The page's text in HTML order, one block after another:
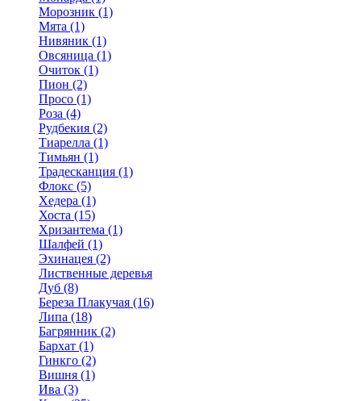
Морозник (1)
Мята (1)
Нивяник (1)
Овсяница (1)
Очиток (1)
Пион (2)
Просо (1)
Роза (4)
Рудбекия (2)
Тиарелла (1)
Тимьян (1)
Традесканция (1)
Флокс (5)
Хедера (1)
Хоста (15)
Хризантема (1)
Шалфей (1)
Эхинацея (2)
Лиственные деревья
Дуб (8)
Береза Плакучая (16)
Липа (18)
Багрянник (2)
Бархат (1)
Гинкго (2)
Вишня (1)
Ива (3)